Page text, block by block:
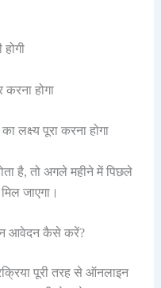
होगा
लक्ष्य पूरा करना होगा
है, तो अगले महीने में पिछले
जाएगा।
आवेदन कैसे करें?
पूरी तरह से ऑनलाइन